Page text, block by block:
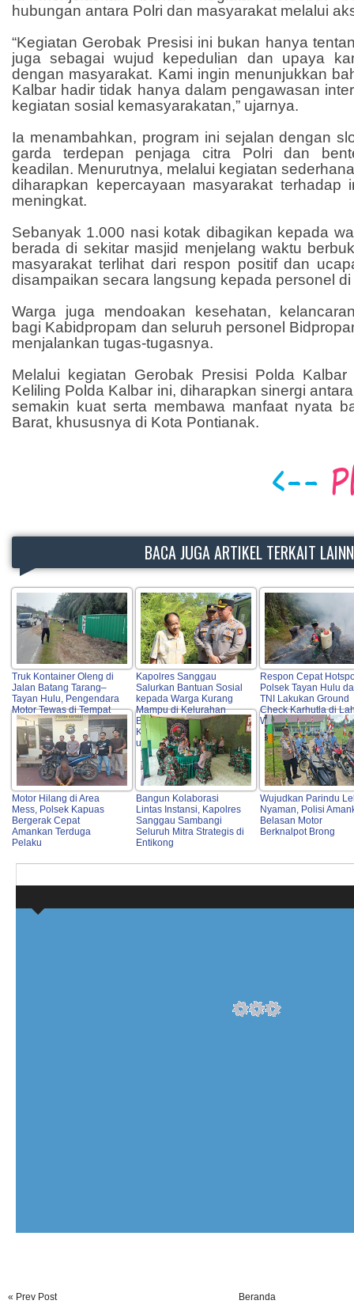
hubungan antara Polri dan masyarakat melalui
“Kegiatan Gerobak Presisi ini bukan hanya
juga sebagai wujud kepedulian dan upaya
dengan masyarakat. Kami ingin menunjukkan
Kalbar hadir tidak hanya dalam pengawasan
kegiatan sosial kemasyarakatan,” ujarnya.
Ia menambahkan, program ini sejalan dengan
garda terdepan penjaga citra Polri dan
keadilan. Menurutnya, melalui kegiatan
diharapkan kepercayaan masyarakat terhadap
meningkat.
Sebanyak 1.000 nasi kotak dibagikan kepada
berada di sekitar masjid menjelang waktu
masyarakat terlihat dari respon positif dan
disampaikan secara langsung kepada personel
Warga juga mendoakan kesehatan,
bagi Kabidpropam dan seluruh personel
menjalankan tugas-tugasnya.
Melalui kegiatan Gerobak Presisi Polda
Keliling Polda Kalbar ini, diharapkan sinergi
semakin kuat serta membawa manfaat nyata
Barat, khususnya di Kota Pontianak.
BACA JUGA ARTIKEL TERKAIT
Truk Kontainer Oleng di
Jalan Batang Tarang–
Tayan Hulu, Pengendara
Motor Tewas di Tempat
Kapolres Sanggau
Salurkan Bantuan Sosial
kepada Warga Kurang
Mampu di Kelurahan
Bunut, Wujud Nyata
Kepedulian Polri Hadir
untuk Masyarakat
Respon Cepat
Polsek Tayan Hulu
TNI Lakukan Ground
Check Karhutla di
Warga
Motor Hilang di Area
Mess, Polsek Kapuas
Bergerak Cepat
Amankan Terduga
Pelaku
Bangun Kolaborasi
Lintas Instansi, Kapolres
Sanggau Sambangi
Seluruh Mitra Strategis di
Entikong
Wujudkan Parindu
Nyaman, Polisi
Belasan Motor
Berknalpot Brong
« Prev Post Beranda